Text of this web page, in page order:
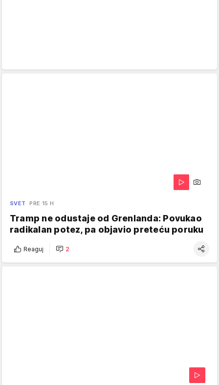
SVET PRE 15 H
Tramp ne odustaje od Grenlanda: Povukao
radikalan potez, pa objavio preteću poruku
Reaguj 2